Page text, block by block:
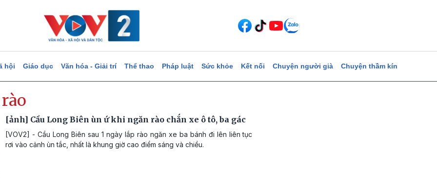
hội Giáo dục Văn hóa - Giải trí Thể thao Pháp luật Sức khỏe Kết nối Chuyện người già Chuyện thầm kín
[ảnh] Cầu Long Biên ùn ứ khi ngăn rào chắn xe ô tô, ba gác
[VOV2] - Cầu Long Biên sau 1 ngày lắp rào ngăn xe ba bánh đi lên liên tục
rơi vào cảnh ùn tắc, nhất là khung giờ cao điểm sáng và chiều.